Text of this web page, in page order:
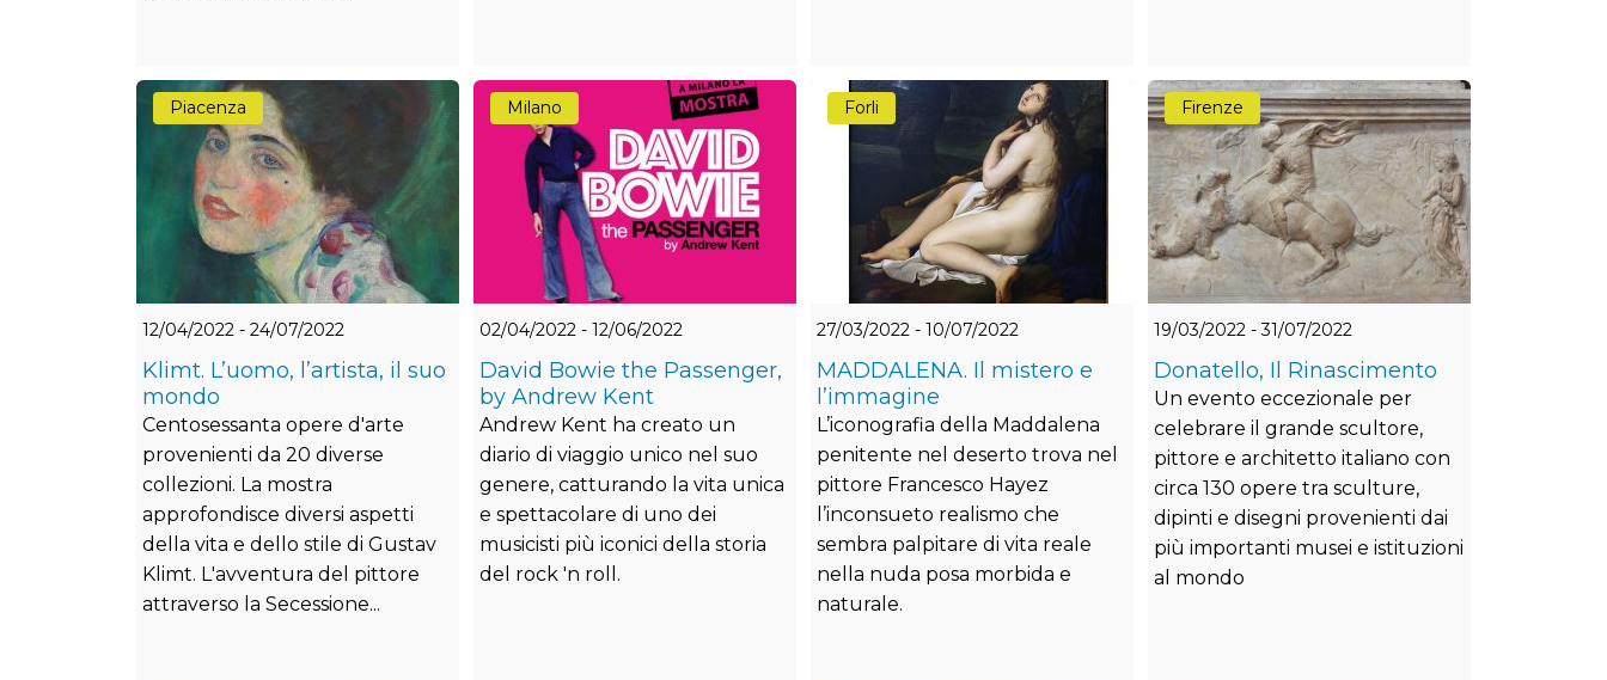
Piacenza
12/04/2022 - 24/07/2022
Klimt. L’uomo, l’artista, il suo
mondo
Centosessanta opere d'arte
provenienti da 20 diverse
collezioni. La mostra
approfondisce diversi aspetti
della vita e dello stile di Gustav
Klimt. L'avventura del pittore
attraverso la Secessione...
Milano
02/04/2022 - 12/06/2022
David Bowie the Passenger,
by Andrew Kent
Andrew Kent ha creato un
diario di viaggio unico nel suo
genere, catturando la vita unica
e spettacolare di uno dei
musicisti più iconici della storia
del rock 'n roll.
Forli
27/03/2022 - 10/07/2022
MADDALENA. Il mistero e
l’immagine
L’iconografia della Maddalena
penitente nel deserto trova nel
pittore Francesco Hayez
l’inconsueto realismo che
sembra palpitare di vita reale
nella nuda posa morbida e
naturale.
Firenze
19/03/2022 - 31/07/2022
Donatello, Il Rinascimento
Un evento eccezionale per
celebrare il grande scultore,
pittore e architetto italiano con
circa 130 opere tra sculture,
dipinti e disegni provenienti dai
più importanti musei e istituzioni
al mondo